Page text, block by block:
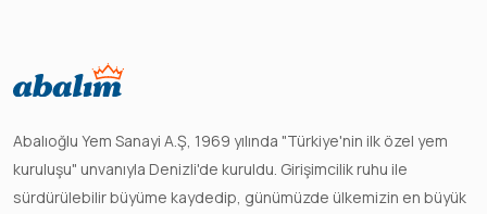
Abalıoğlu Yem Sanayi A.Ş, 1969 yılında "Türkiye'nin ilk özel yem
kuruluşu" unvanıyla Denizli'de kuruldu. Girişimcilik ruhu ile
sürdürülebilir büyüme kaydedip, günümüzde ülkemizin en büyük